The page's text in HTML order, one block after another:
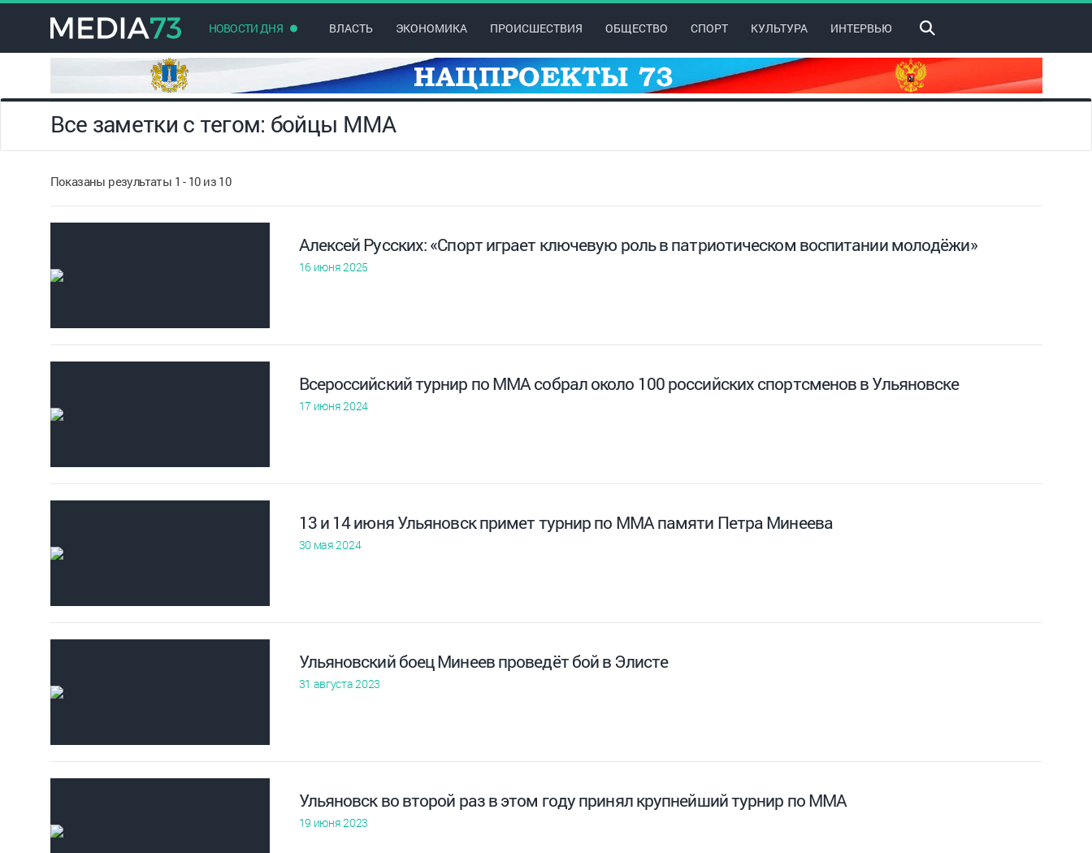
НОВОСТИ ДНЯ ВЛАСТЬ ЭКОНОМИКА ПРОИСШЕСТВИЯ ОБЩЕСТВО СПОРТ КУЛЬТУРА ИНТЕРВЬЮ
Все заметки с тегом: бойцы ММА
Показаны результаты 1 - 10 из 10
Алексей Русских: «Спорт играет ключевую роль в патриотическом воспитании молодёжи»
16 июня 2025
Всероссийский турнир по ММА собрал около 100 российских спортсменов в Ульяновске
17 июня 2024
13 и 14 июня Ульяновск примет турнир по MMA памяти Петра Минеева
30 мая 2024
Ульяновский боец Минеев проведёт бой в Элисте
31 августа 2023
Ульяновск во второй раз в этом году принял крупнейший турнир по ММА
19 июня 2023